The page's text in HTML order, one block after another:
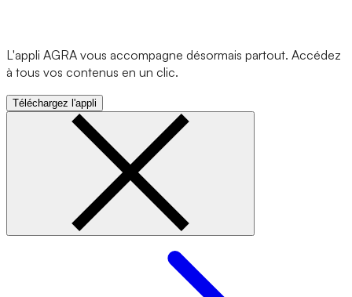
L'appli AGRA vous accompagne désormais partout. Accédez
à tous vos contenus en un clic.
Téléchargez l'appli